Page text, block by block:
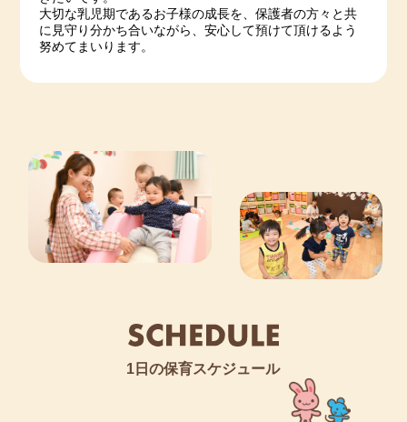
大切な乳児期であるお子様の成長を、保護者の方々と共
に見守り分かち合いながら、安心して預けて頂けるよう
努めてまいります。
1日の保育スケジュール